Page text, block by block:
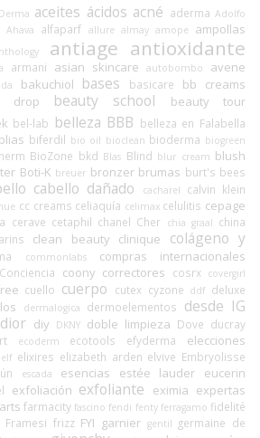
aceites ácidos acné aderma Adolfo
Ahava alfaparf allure almay amope ampollas
antiage antioxidante
armani asian skincare autobombo avene
bakuchiol bases basicare bb creams
drop beauty school beauty tour
bel-lab belleza BBB belleza en Falabella
biferdil bio oil bioclean bioderma biogreen
BioZone bkd Blas Blind blur cream blush
Boti-K breuer bronzer brumas burt's bees
cabello dañado cacharel
calvin klein
cc creams celiaquía celimax celulitis cepage
cerave cetaphil chanel Cher chia graal china
clean beauty clinique
colágeno y
commonlabs
compras internacionales
Conciencia coony correctores cosrx covergirl
cuello cuerpo cutex cyzone ddf deluxe
dermalogica dermoelementos desde IG
dior diy DKNY doble limpieza Dove ducray
ecoderm ecotools efyderma elecciones
elf elixires elizabeth arden elvive Embryolisse
escada esencias estée lauder eucerin
exfoliación exfoliante eximia expertas
farmacity fascino fendi fenty ferragamo fidelité
Framesi frizz FYI garnier gentil germaine de